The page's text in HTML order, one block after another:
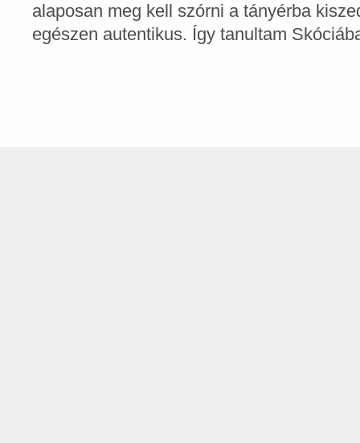
alaposan meg kell szórni a tányérba
egészen autentikus. Így tanultam